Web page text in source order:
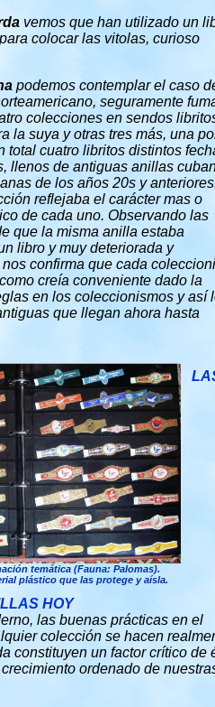
vemos que han utilizado un
colocar las vitolas, curioso
podemos contemplar el caso
seguramente
colecciones en sendos
la suya y otras tres más, una
total cuatro libritos distintos
llenos de antiguas anillas
de los años 20s y
reflejaba el carácter mas o
de cada uno. Observando las
que la misma anilla estaba
libro y muy deteriorada y
confirma que cada
creía conveniente dado la
en los coleccionismos y así
que llegan ahora hasta
temática (Fauna: Palomas).
plástico que las protege y aísla.
HOY
las buenas prácticas en el
colección se hacen
constituyen un factor crítico de
ordenado de